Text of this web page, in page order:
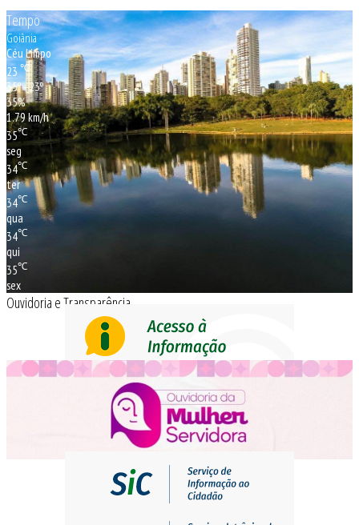
Tempo
Goiânia
Céu Limpo
23℃
35º - 23º
35%
1.79 km/h
35℃
seg
34℃
ter
34℃
qua
34℃
qui
35℃
sex
Ouvidoria e Transparência